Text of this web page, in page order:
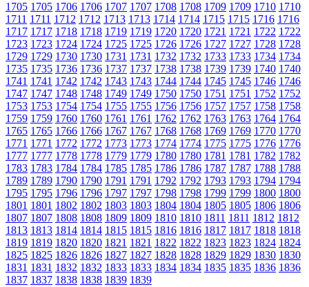
1705 1705 1706 1706 1707 1707 1708 1708 1709 1709 1710 1710
1711 1711 1712 1712 1713 1713 1714 1714 1715 1715 1716 1716
1717 1717 1718 1718 1719 1719 1720 1720 1721 1721 1722 1722
1723 1723 1724 1724 1725 1725 1726 1726 1727 1727 1728 1728
1729 1729 1730 1730 1731 1731 1732 1732 1733 1733 1734 1734
1735 1735 1736 1736 1737 1737 1738 1738 1739 1739 1740 1740
1741 1741 1742 1742 1743 1743 1744 1744 1745 1745 1746 1746
1747 1747 1748 1748 1749 1749 1750 1750 1751 1751 1752 1752
1753 1753 1754 1754 1755 1755 1756 1756 1757 1757 1758 1758
1759 1759 1760 1760 1761 1761 1762 1762 1763 1763 1764 1764
1765 1765 1766 1766 1767 1767 1768 1768 1769 1769 1770 1770
1771 1771 1772 1772 1773 1773 1774 1774 1775 1775 1776 1776
1777 1777 1778 1778 1779 1779 1780 1780 1781 1781 1782 1782
1783 1783 1784 1784 1785 1785 1786 1786 1787 1787 1788 1788
1789 1789 1790 1790 1791 1791 1792 1792 1793 1793 1794 1794
1795 1795 1796 1796 1797 1797 1798 1798 1799 1799 1800 1800
1801 1801 1802 1802 1803 1803 1804 1804 1805 1805 1806 1806
1807 1807 1808 1808 1809 1809 1810 1810 1811 1811 1812 1812
1813 1813 1814 1814 1815 1815 1816 1816 1817 1817 1818 1818
1819 1819 1820 1820 1821 1821 1822 1822 1823 1823 1824 1824
1825 1825 1826 1826 1827 1827 1828 1828 1829 1829 1830 1830
1831 1831 1832 1832 1833 1833 1834 1834 1835 1835 1836 1836
1837 1837 1838 1838 1839 1839